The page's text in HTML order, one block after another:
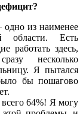
одно из наименее
области. Есть
работать здесь,
несколько
Я пытался
бы пошагово
всего 64%! Я могу